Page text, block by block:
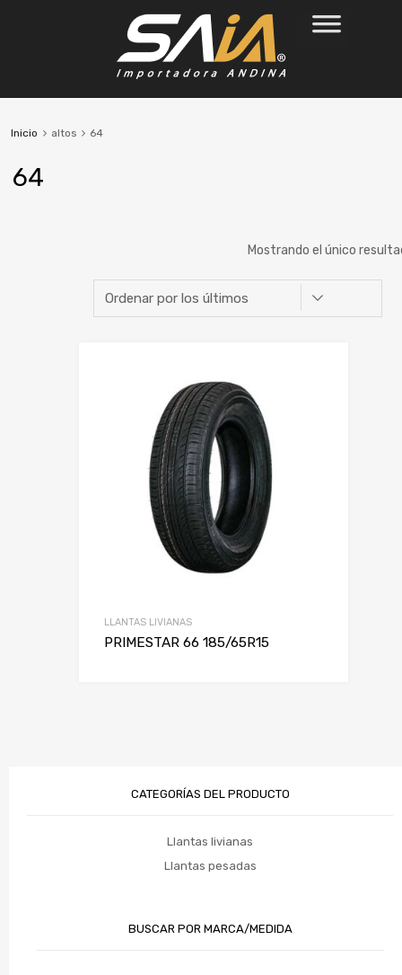
Inicio altos 64
64
Mostrando el único
LLANTAS LIVIANAS
PRIMESTAR 66 185/65R15
CATEGORÍAS DEL PRODUCTO
Llantas livianas
Llantas pesadas
BUSCAR POR MARCA/MEDIDA